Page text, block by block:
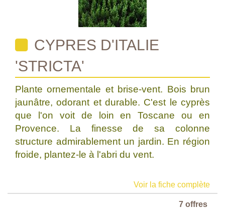
CYPRES D'ITALIE
'STRICTA'
Plante ornementale et brise-vent. Bois brun
jaunâtre, odorant et durable. C'est le cyprès
que l'on voit de loin en Toscane ou en
Provence. La finesse de sa colonne
structure admirablement un jardin. En région
froide, plantez-le à l'abri du vent.
Voir la fiche complète
7 offres